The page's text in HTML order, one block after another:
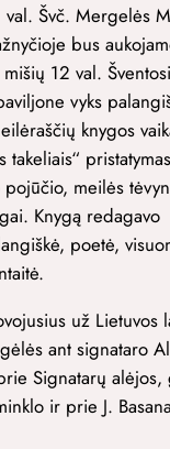
val. Švč. Mergelės
bus
12 val.
vyks
knygos
takeliais“
meilės
Knygą
poetė,
už Lietuvos
ant signataro
Signatarų alėjos,
ir prie J.